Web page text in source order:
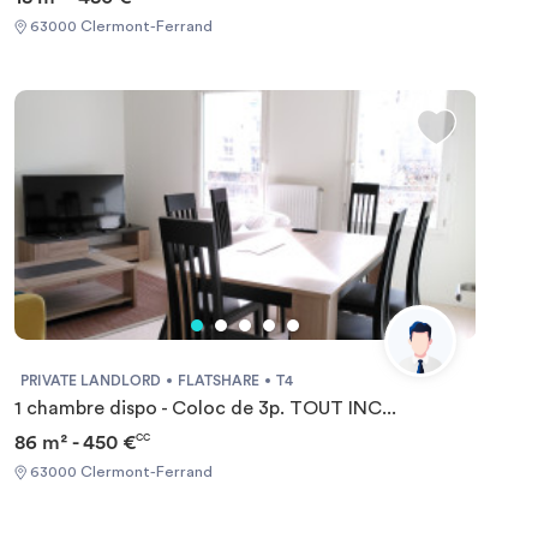
le confort et la sécurité de nos logements étudiants,
entourés par la quiétude et la verdure de notre résidence.
résidence, et du tram A à 200 mètres, vous offre la
Clermont-Ferrand en quelques minutes.
63000 Clermont-Ferrand
PRIVATE LANDLORD FLATSHARE T4
1 chambre dispo - Coloc de 3p. TOUT INC...
86 m² - 450 €CC
63000 Clermont-Ferrand